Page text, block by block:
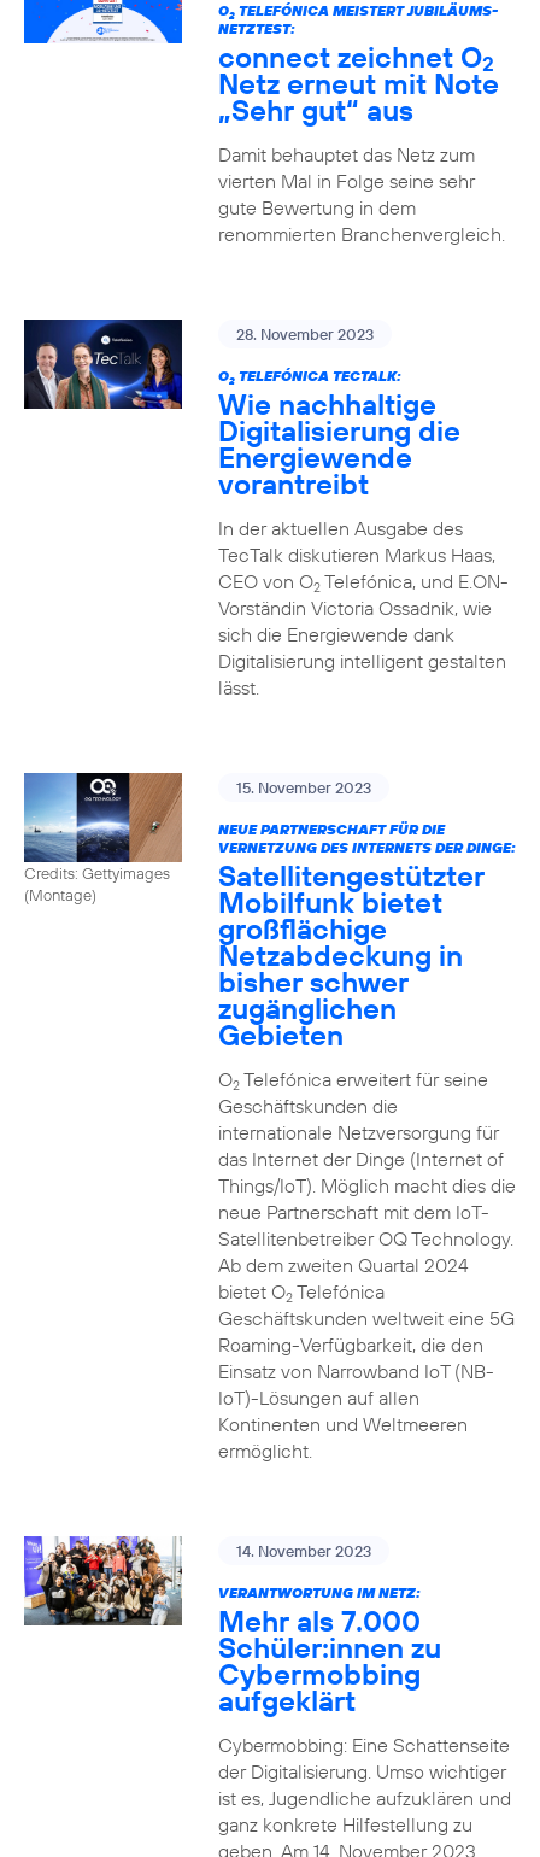
O2TELEFÓNICA MEISTERT JUBILÄUMS-
NETZTEST:
connect zeichnet O2
Netz erneut mit Note
„Sehr gut“ aus
Damit behauptet das Netz zum
vierten Mal in Folge seine sehr
gute Bewertung in dem
renommierten Branchenvergleich.
28. November 2023
O2TELEFÓNICA TECTALK:
Wie nachhaltige
Digitalisierung die
Energiewende
vorantreibt
In der aktuellen Ausgabe des
TecTalk diskutieren Markus Haas,
CEO von O2Telefónica, und E.ON-
Vorständin Victoria Ossadnik, wie
sich die Energiewende dank
Digitalisierung intelligent gestalten
lässt.
Credits: Gettyimages
(Montage)
15. November 2023
NEUE PARTNERSCHAFT FÜR DIE
VERNETZUNG DES INTERNETS DER DINGE:
Satellitengestützter
Mobilfunk bietet
großflächige
Netzabdeckung in
bisher schwer
zugänglichen
Gebieten
O2Telefónica erweitert für seine
Geschäftskunden die
internationale Netzversorgung für
das Internet der Dinge (Internet of
Things/IoT). Möglich macht dies die
neue Partnerschaft mit dem IoT-
Satellitenbetreiber OQ Technology.
Ab dem zweiten Quartal 2024
bietet O2Telefónica
Geschäftskunden weltweit eine 5G
Roaming-Verfügbarkeit, die den
Einsatz von Narrowband IoT (NB-
IoT)-Lösungen auf allen
Kontinenten und Weltmeeren
ermöglicht.
14. November 2023
VERANTWORTUNG IM NETZ:
Mehr als 7.000
Schüler:innen zu
Cybermobbing
aufgeklärt
Cybermobbing: Eine Schattenseite
der Digitalisierung. Umso wichtiger
ist es, Jugendliche aufzuklären und
ganz konkrete Hilfestellung zu
geben. Am 14. November 2023